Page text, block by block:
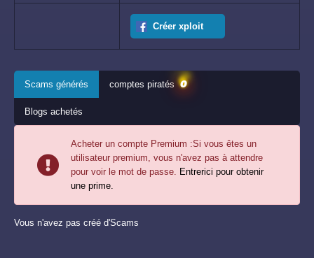
Créer xploit
Scams générés comptes piratés 0
Blogs achetés
Acheter un compte Premium :Si vous êtes un
utilisateur premium, vous n'avez pas à attendre
pour voir le mot de passe. Entrerici pour obtenir
une prime.
Vous n'avez pas créé d'Scams